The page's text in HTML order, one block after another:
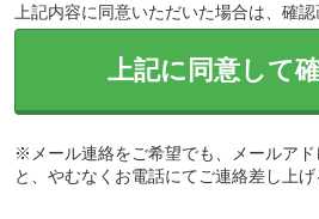
上記内容に同意いただいた場合は、確
上記に同意して
※メール連絡をご希望でも、メールア
と、やむなくお電話にてご連絡差し上げ